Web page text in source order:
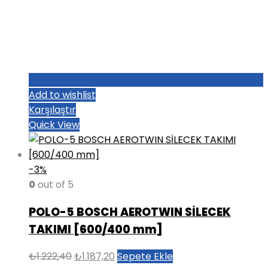
Add to wishlist
Karşılaştır
Quick View
-3%
0 out of 5
POLO-5 BOSCH AEROTWIN SİLECEK
TAKIMI [600/400 mm]
₺1.222,40Orijinal
₺1.187,20 Şu
Sepete Ekle